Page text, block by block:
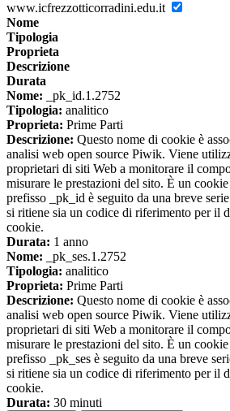
www.icfrezzotticorradini.edu.it
Nome
Tipologia
Proprieta
Descrizione
Durata
Nome: _pk_id.1.2752
Tipologia: analitico
Proprieta: Prime Parti
Descrizione: Questo nome di cookie è
analisi web open source Piwik. Viene
proprietari di siti Web a monitorare il
misurare le prestazioni del sito. È un
prefisso _pk_id è seguito da una breve
si ritiene sia un codice di riferimento per il
cookie.
Durata: 1 anno
Nome: _pk_ses.1.2752
Tipologia: analitico
Proprieta: Prime Parti
Descrizione: Questo nome di cookie è
analisi web open source Piwik. Viene
proprietari di siti Web a monitorare il
misurare le prestazioni del sito. È un
prefisso _pk_ses è seguito da una breve
si ritiene sia un codice di riferimento per il
cookie.
Durata: 30 minuti